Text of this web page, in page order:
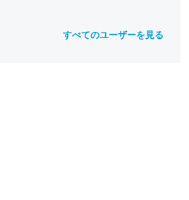
すべてのユーザーを見る